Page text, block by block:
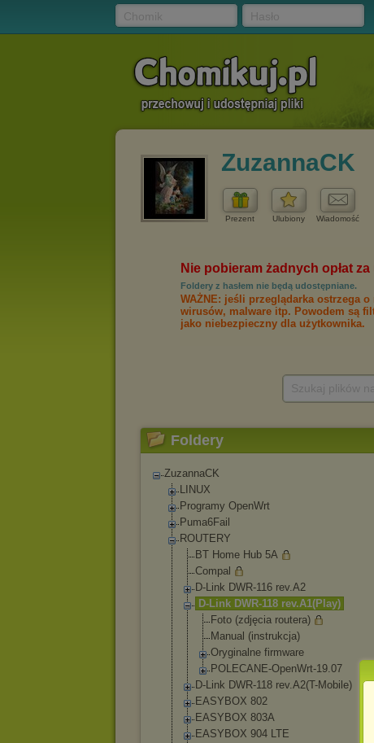
ZuzannaCK
Prezent Ulubiony Wiadomość
Foldery
ZuzannaCK
LINUX
Programy OpenWrt
Puma6Fail
ROUTERY
BT Home Hub 5A
Compal
D-Link DWR-116 rev.A2
D-Link DWR-118 rev.A1(Play)
Foto (zdjęcia routera)
Manual (instrukcja)
Oryginalne firmware
POLECANE-OpenWrt-19.07
D-Link DWR-118 rev.A2(T-Mobil e)
EASYBOX 802
EASYBOX 803A
EASYBOX 904 LTE